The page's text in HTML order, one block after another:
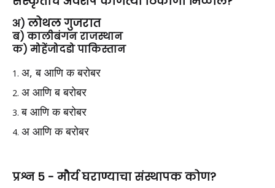
अ) लोथल गुजरात
ब) कालीबंगन राजस्थान
क) मोहेंजोदडो पाकिस्तान
अ, ब आणि क बरोबर
अ आणि ब बरोबर
ब आणि क बरोबर
अ आणि क बरोबर
प्रश्न 5 - मौर्य घराण्याचा संस्थापक कोण?